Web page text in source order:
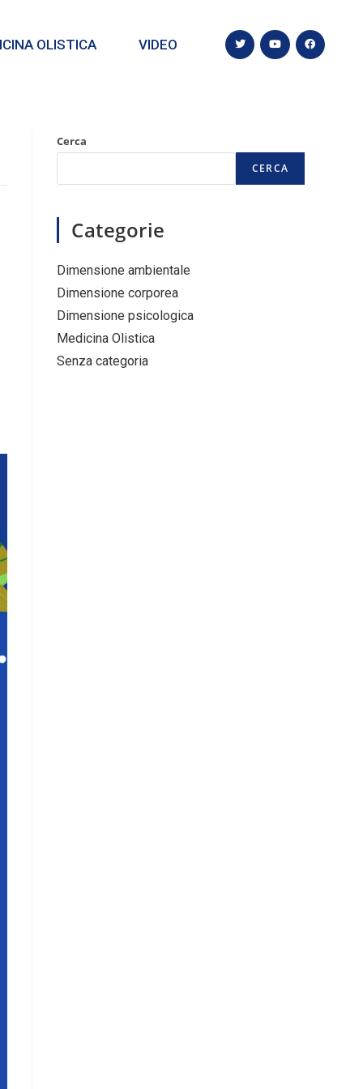
OLISTICA VIDEO
Cerca
CERCA
Categorie
Dimensione ambientale
Dimensione corporea
Dimensione psicologica
Medicina Olistica
Senza categoria